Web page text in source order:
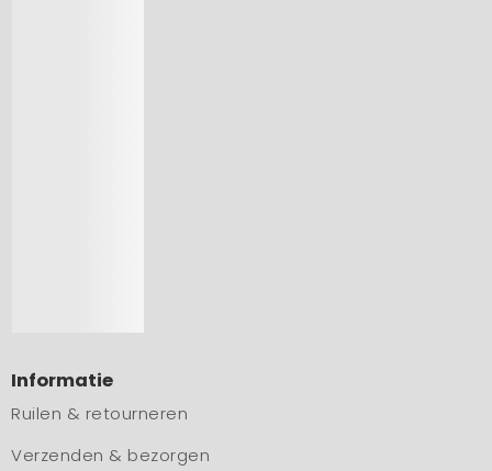
Informatie
Ruilen & retourneren
Verzenden & bezorgen